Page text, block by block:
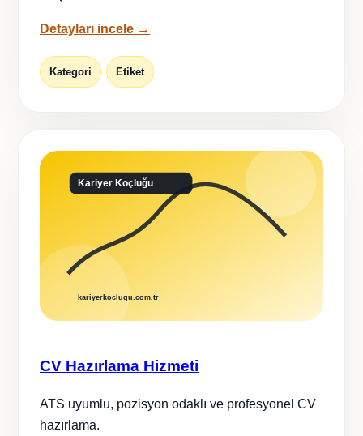
Detayları incele →
Kategori Etiket
CV Hazırlama Hizmeti
ATS uyumlu, pozisyon odaklı ve profesyonel CV
hazırlama.